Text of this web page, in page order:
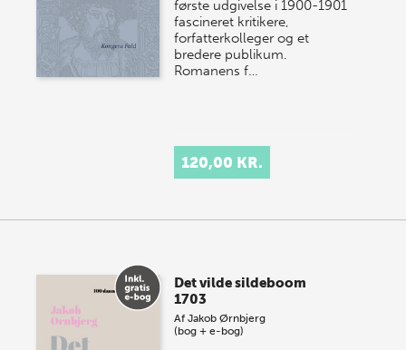
første udgivelse i 1900-1901
fascineret kritikere,
forfatterkolleger og et
bredere publikum.
Romanens f…
120,00 KR.
Det vilde sildeboom
1703
AfJakob Ørnbjerg
(bog + e-bog)